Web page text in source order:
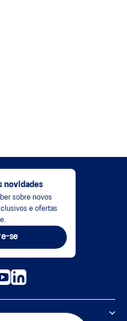
novidades
sobre novos
e ofertas
se